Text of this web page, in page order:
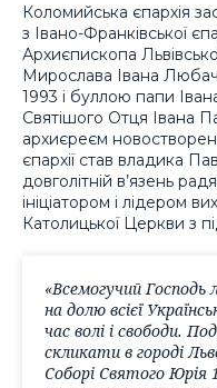
Коломийська єпархія
з Івано-Франківської
Архиєпископа
Мирослава Івана
1993 і буллою папи
Святішого Отця Івана
архиєреєм
єпархії став владика
довголітній в’язень
ініціатором і лідером
Католицької Церкви з
«Всемогучий Господь
на долю всієї
час волі і свободи.
скликати в городі
Соборі Святого Юрія